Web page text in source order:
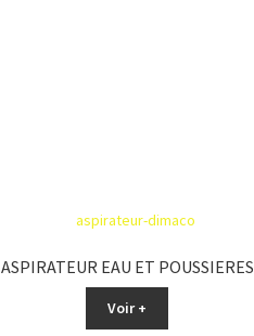
ASPIRATEUR EAU ET POUSSIERES
Voir +